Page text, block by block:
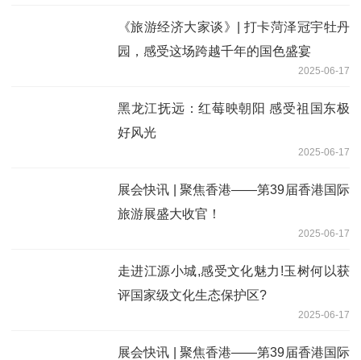
《旅游经济大家谈》| 打卡菏泽冠宇牡丹
园，感受这场跨越千年的国色盛宴
2025-06-17
黑龙江抚远：红莓映朝阳 感受祖国东极
好风光
2025-06-17
展会快讯 | 聚焦香港——第39届香港国际
旅游展盛大收官！
2025-06-17
走进江源小城,感受文化魅力!玉树何以获
评国家级文化生态保护区?
2025-06-17
展会快讯 | 聚焦香港——第39届香港国际